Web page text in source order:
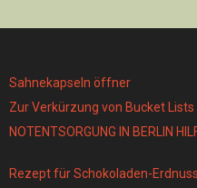
Sahnekapseln öffner
Zur Verkürzung von Bucket
NOTENTSORGUNG IN BERLIN
Rezept für Schokoladen-